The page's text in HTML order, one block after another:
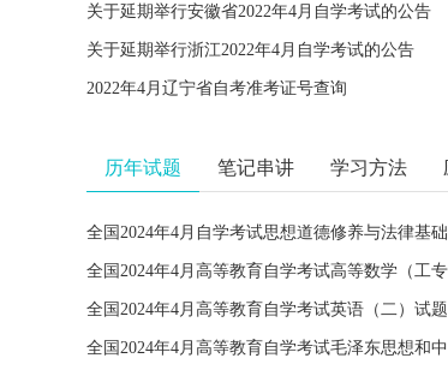
关于延期举行安徽省2022年4月自学考试的公告
关于延期举行浙江2022年4月自学考试的公告
2022年4月辽宁省自考准考证号查询
历年试题 笔记串讲 学习方法
全国2024年4月自学考试思想道德修养与法律基
全国2024年4月高等教育自学考试高等数学（工
全国2024年4月高等教育自学考试英语（二）试题